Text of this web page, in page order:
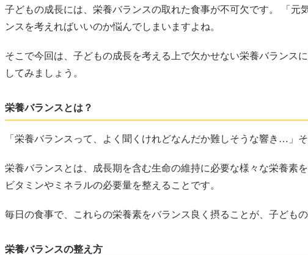
子どもの成長には、栄養バランスの取れた食事が不可欠です。 「
ンスを考えればいいのか悩んでしまいますよね。
そこで今回は、子どもの成長を考える上で欠かせない栄養バランス
してみましょう。
栄養バランスとは？
「栄養バランスって、よく聞くけれどなんだか難しそうな響き…」
栄養バランスとは、成長期を含む生命の維持に必要な様々な栄養素
ビタミンやミネラルの必要量を整えることです。
毎日の食事で、これらの栄養素をバランス良く摂ることが、子ども
栄養バランスの整え方